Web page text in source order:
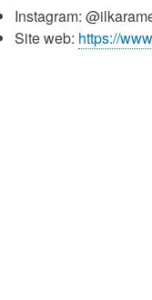
Instagram:
Site web: https://